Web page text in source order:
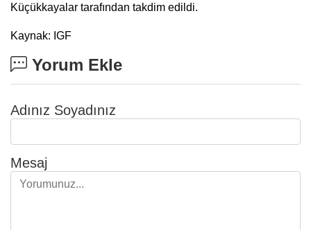
Küçükkayalar tarafından takdim edildi.
Kaynak: IGF
Yorum Ekle
Adınız Soyadınız
Mesaj